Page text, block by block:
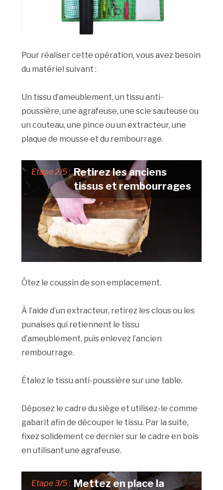
Pour réaliser cette opération, vous avez besoin
du matériel suivant :
Un tissu d’ameublement, un tissu anti-
poussière, une agrafeuse, une scie sauteuse ou
un couteau, une pince ou un extracteur, une
plaque de mousse et du rembourrage.
Etape 2/5 : Retirez les anciens
tissus et rembourrages
Ôtez le coussin de son emplacement.
À l’aide d’un extracteur, retirez les clous ou les
punaises qui retiennent le tissu
d’ameublement, puis enlevez l’ancien
rembourrage.
Étalez le tissu anti-poussière sur une table.
Déposez le cadre du siège et utilisez-le comme
gabarit afin de découper le tissu. Par la suite,
fixez solidement ce dernier sur le cadre en bois
en utilisant une agrafeuse.
Etape 3/5 : Mettez en place la